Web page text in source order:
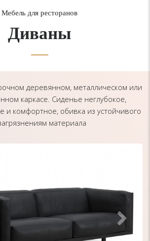
Мебель для ресторанов
Диваны
деревянном, металлическом или
каркасе. Сиденье неглубокое,
и комфортное, обивка из устойчивого
материала